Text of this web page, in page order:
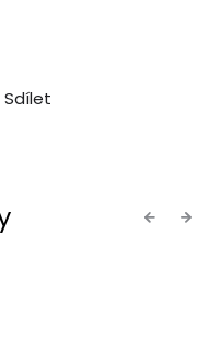
Sdílet
Previous
Next